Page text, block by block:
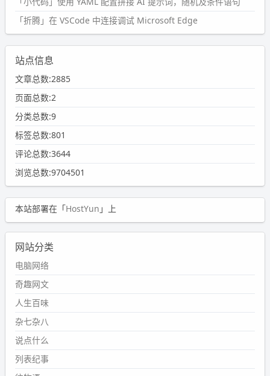
「折腾」在 VSCode 中连接调试 Microsoft Edge
站点信息
文章总数:2885
页面总数:2
分类总数:9
标签总数:801
评论总数:3644
浏览总数:9704501
本站部署在「HostYun 」上
网站分类
电脑网络
奇趣网文
人生百味
杂七杂八
说点什么
列表纪事